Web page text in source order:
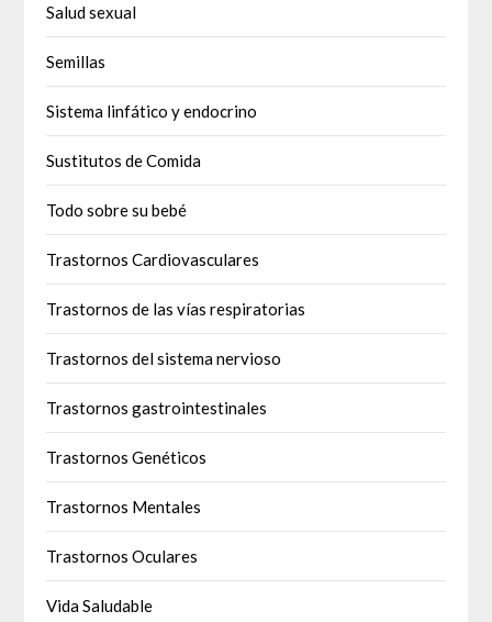
Salud sexual
Semillas
Sistema linfático y endocrino
Sustitutos de Comida
Todo sobre su bebé
Trastornos Cardiovasculares
Trastornos de las vías respiratorias
Trastornos del sistema nervioso
Trastornos gastrointestinales
Trastornos Genéticos
Trastornos Mentales
Trastornos Oculares
Vida Saludable